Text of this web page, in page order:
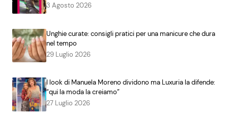
3 Agosto 2026
Unghie curate: consigli pratici per una manicure che dura
nel tempo
29 Luglio 2026
I look di Manuela Moreno dividono ma Luxuria la difende:
“qui la moda la creiamo”
27 Luglio 2026